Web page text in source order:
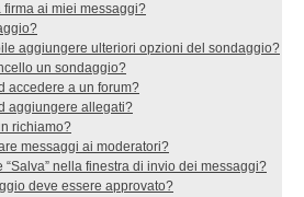
ai miei messaggi?
aggiungere ulteriori opzioni del sondaggio?
un sondaggio?
accedere a un forum?
aggiungere allegati?
richiamo?
messaggi ai moderatori?
“Salva” nella finestra di invio dei messaggi?
deve essere approvato?